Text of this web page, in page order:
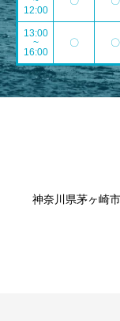
12:00
13:00
~
16:00
〇 〇
神奈川県茅ヶ崎